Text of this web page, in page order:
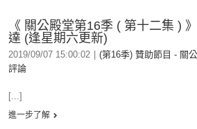
《 關公殿堂第16季 ( 第十二集 )
達 (逢星期六更新)
2019/09/07 15:00:02 (第16季) 贊助節目 - 關
評論
[...]
進一步了解